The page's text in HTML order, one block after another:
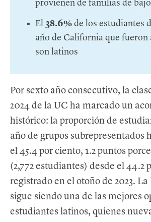
provienen de familias de
El 38.6% de los estudiantes
año de California que fueron
son latinos
Por sexto año consecutivo, la
2024 de la UC ha marcado un
histórico: la proporción de
año de grupos subrepresentados
el 45.4 por ciento, 1.2 puntos
(2,772 estudiantes) desde el 44.2
registrado en el otoño de 2023.
sigue siendo una de las mejores
estudiantes latinos, quienes